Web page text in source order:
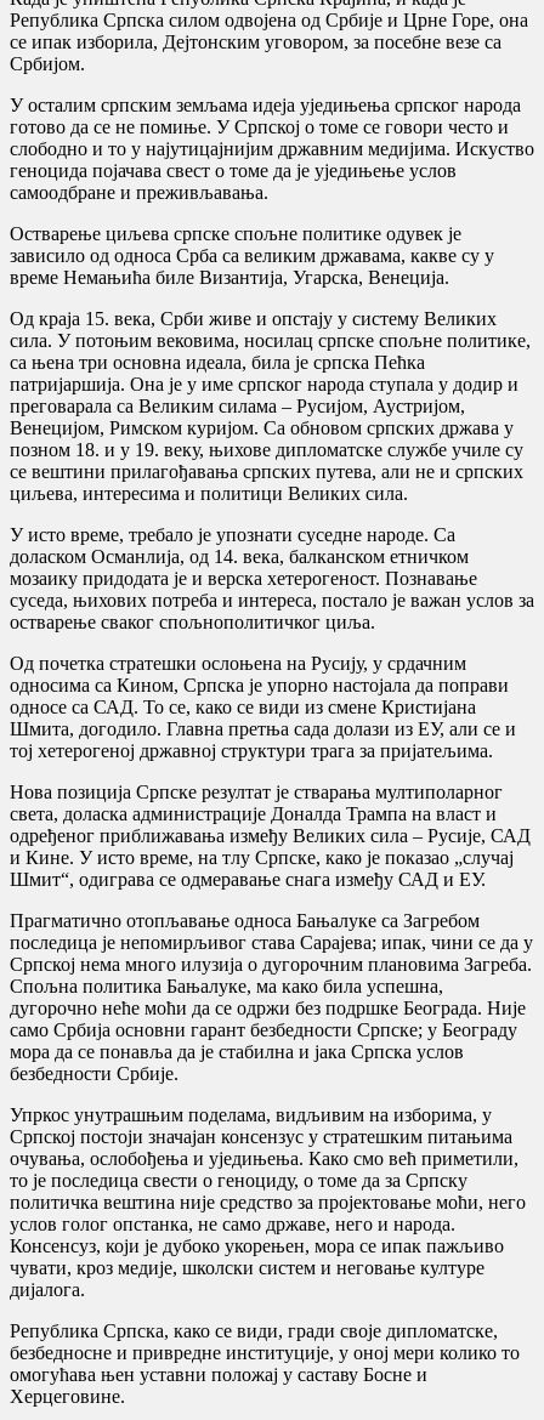
Република Српска силом одвојена од Србије и Црне Горе, она
се ипак изборила, Дејтонским уговором, за посебне везе са
Србијом.
У осталим српским земљама идеја уједињења српског народа
готово да се не помиње. У Српској о томе се говори често и
слободно и то у најутицајнијим државним медијима. Искуство
геноцида појачава свест о томе да је уједињење услов
самоодбране и преживљавања.
Остварење циљева српске спољне политике одувек је
зависило од односа Срба са великим државама, какве су у
време Немањића биле Византија, Угарска, Венеција.
Од краја 15. века, Срби живе и опстају у систему Великих
сила. У потоњим вековима, носилац српске спољне политике,
са њена три основна идеала, била је српска Пећка
патријаршија. Она је у име српског народа ступала у додир и
преговарала са Великим силама – Русијом, Аустријом,
Венецијом, Римском куријом. Са обновом српских држава у
позном 18. и у 19. веку, њихове дипломатске службе училе су
се вештини прилагођавања српских путева, али не и српских
циљева, интересима и политици Великих сила.
У исто време, требало је упознати суседне народе. Са
доласком Османлија, од 14. века, балканском етничком
мозаику придодата је и верска хетерогеност. Познавање
суседа, њихових потреба и интереса, постало је важан услов за
остварење сваког спољнополитичког циља.
Од почетка стратешки ослоњена на Русију, у срдачним
односима са Кином, Српска је упорно настојала да поправи
односе са САД. То се, како се види из смене Кристијана
Шмита, догодило. Главна претња сада долази из ЕУ, али се и
тој хетерогеној државној структури трага за пријатељима.
Нова позиција Српске резултат је стварања мултиполарног
света, доласка администрације Доналда Трампа на власт и
одређеног приближавања између Великих сила – Русије, САД
и Кине. У исто време, на тлу Српске, како је показао „случај
Шмит“, одиграва се одмеравање снага између САД и ЕУ.
Прагматично отопљавање односа Бањалуке са Загребом
последица је непомирљивог става Сарајева; ипак, чини се да у
Српској нема много илузија о дугорочним плановима Загреба.
Спољна политика Бањалуке, ма како била успешна,
дугорочно неће моћи да се одржи без подршке Београда. Није
само Србија основни гарант безбедности Српске; у Београду
мора да се понавља да је стабилна и јака Српска услов
безбедности Србије.
Упркос унутрашњим поделама, видљивим на изборима, у
Српској постоји значајан консензус у стратешким питањима
очувања, ослобођења и уједињења. Како смо већ приметили,
то је последица свести о геноциду, о томе да за Српску
политичка вештина није средство за пројектовање моћи, него
услов голог опстанка, не само државе, него и народа.
Консенсуз, који је дубоко укорењен, мора се ипак пажљиво
чувати, кроз медије, школски систем и неговање културе
дијалога.
Република Српска, како се види, гради своје дипломатске,
безбедносне и привредне институције, у оној мери колико то
омогућава њен уставни положај у саставу Босне и
Херцеговине.